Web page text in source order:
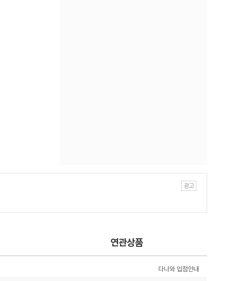
연관상품
다나와 입점안내